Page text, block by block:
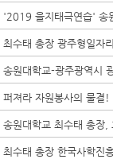
'2019 을지태극연습' 송
최수태 총장 광주형일자
송원대학교-광주광역시
퍼져라 자원봉사의 물결
송원대학교 최수태 총장,
최수태 총장 한국사학진